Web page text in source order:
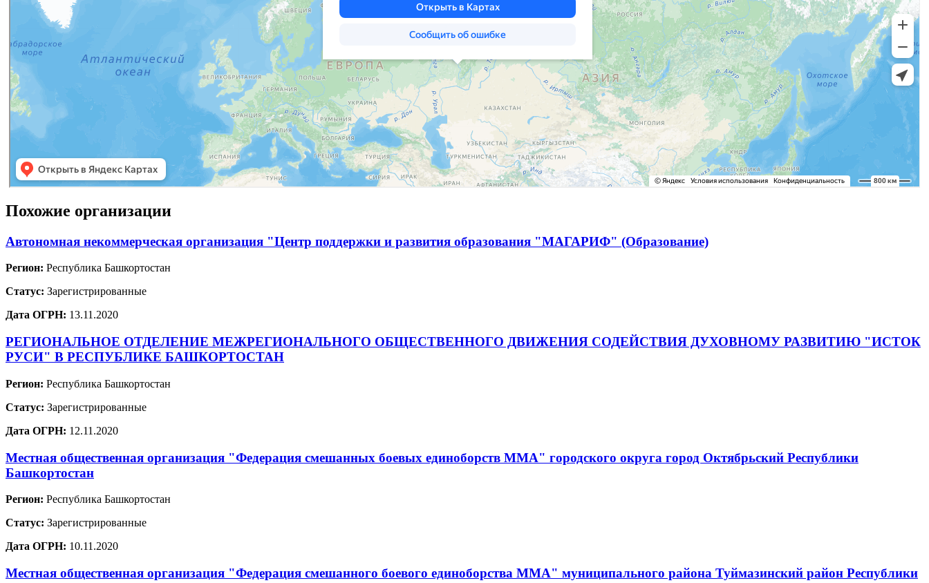
Похожие организации
Автономная некоммерческая организация "Центр поддержки и развития образования "МАГАРИФ" (Образование)
Регион: Республика Башкортостан
Статус: Зарегистрированные
Дата ОГРН: 13.11.2020
РЕГИОНАЛЬНОЕ ОТДЕЛЕНИЕ МЕЖРЕГИОНАЛЬНОГО ОБЩЕСТВЕННОГО ДВИЖЕНИЯ СОДЕЙСТВИЯ ДУХОВНОМУ РАЗВИТИЮ "ИСТОК
РУСИ" В РЕСПУБЛИКЕ БАШКОРТОСТАН
Регион: Республика Башкортостан
Статус: Зарегистрированные
Дата ОГРН: 12.11.2020
Местная общественная организация "Федерация смешанных боевых единоборств ММА" городского округа город Октябрьский Республики
Башкортостан
Регион: Республика Башкортостан
Статус: Зарегистрированные
Дата ОГРН: 10.11.2020
Местная общественная организация "Федерация смешанного боевого единоборства ММА" муниципального района Туймазинский район Республики